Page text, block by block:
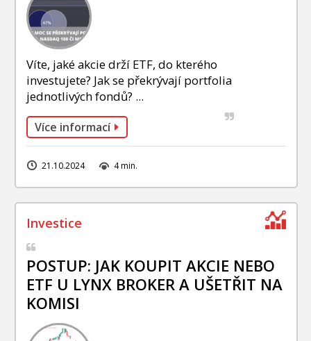
Víte, jaké akcie drží ETF, do kterého
investujete? Jak se překrývají portfolia
jednotlivých fondů? ...
Více informací
21.10.2024 4 min.
POSTUP: JAK KOUPIT AKCIE NEBO
ETF U LYNX BROKER A UŠETŘIT NA
KOMISI